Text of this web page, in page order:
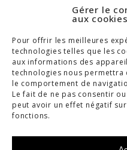
Gérer le
aux cookies
Pour offrir les meilleures
technologies telles que les
aux informations des
technologies nous
le comportement de
Le fait de ne pas consentir
peut avoir un effet négatif
fonctions.
TOUS